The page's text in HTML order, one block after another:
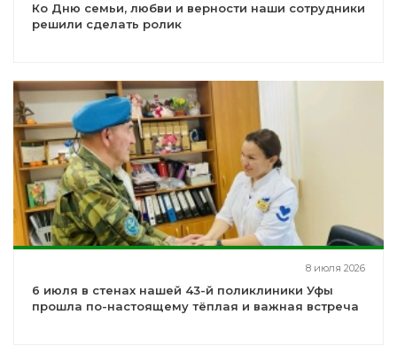
Ко Дню семьи, любви и верности наши сотрудники
решили сделать ролик
8 июля 2026
6 июля в стенах нашей 43-й поликлиники Уфы
прошла по-настоящему тёплая и важная встреча